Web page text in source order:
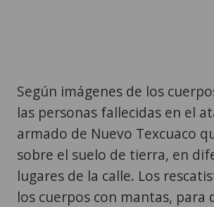
Según imágenes de los
las personas fallecidas en el
armado de Nuevo Texcuaco
sobre el suelo de tierra, en
lugares de la calle. Los
los cuerpos con mantas, para